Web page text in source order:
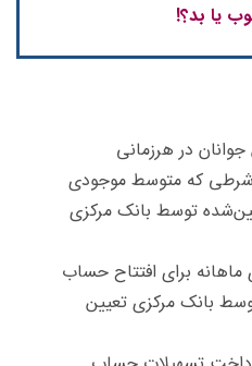
یا بد؟!
در هرزمانی
شرطی که متوسط موجودی
توسط بانک مرکزی
ماهانه برای افتتاح حساب
بانک مرکزی تعیین